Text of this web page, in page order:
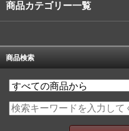
商品カテゴリー一覧
商品検索